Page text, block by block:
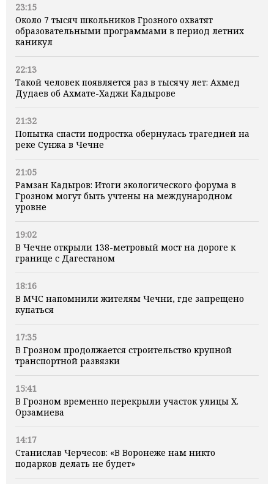
23:15
Около 7 тысяч школьников Грозного охватят
образовательными программами в период летних
каникул
22:13
Такой человек появляется раз в тысячу лет: Ахмед
Дудаев об Ахмате-Хаджи Кадырове
21:32
Попытка спасти подростка обернулась трагедией на
реке Сунжа в Чечне
21:05
Рамзан Кадыров: Итоги экологического форума в
Грозном могут быть учтены на международном
уровне
19:02
В Чечне открыли 138-метровый мост на дороге к
границе с Дагестаном
18:16
В МЧС напомнили жителям Чечни, где запрещено
купаться
17:35
В Грозном продолжается строительство крупной
транспортной развязки
15:41
В Грозном временно перекрыли участок улицы Х.
Орзамиева
14:17
Станислав Черчесов: «В Воронеже нам никто
подарков делать не будет»